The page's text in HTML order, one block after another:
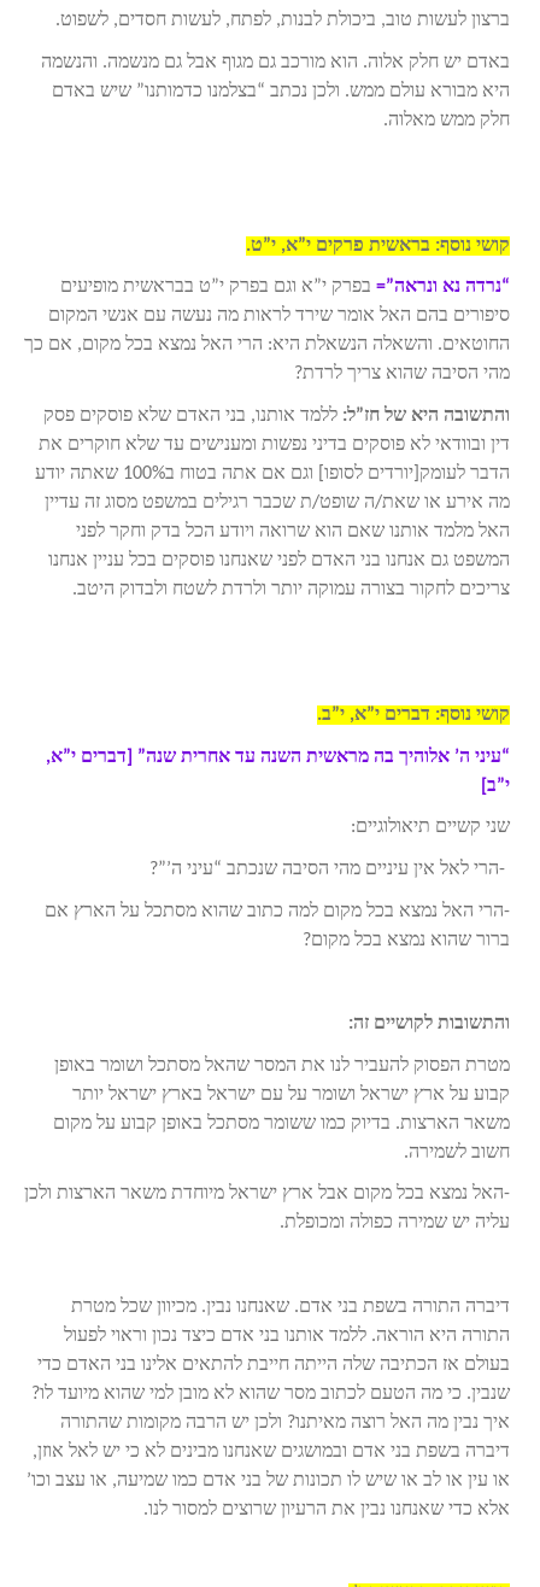
ברצון לעשות טוב, ביכולת לבנות, לפתח, לעשות חסדים, לשפוט.
באדם יש חלק אלוה. הוא מורכב גם מגוף אבל גם מנשמה. והנשמה
היא מבורא עולם ממש. ולכן נכתב “בצלמנו כדמותנו” שיש באדם
חלק ממש מאלוה.
קושי נוסף: בראשית פרקים י”א, י”ט.
“נרדה נא ונראה”= בפרק י”א וגם בפרק י”ט בבראשית מופיעים
סיפורים בהם האל אומר שירד לראות מה נעשה עם אנשי המקום
החוטאים. והשאלה הנשאלת היא: הרי האל נמצא בכל מקום, אם כך
מהי הסיבה שהוא צריך לרדת?
והתשובה היא של חז”ל: ללמד אותנו, בני האדם שלא פוסקים פסק
דין ובוודאי לא פוסקים בדיני נפשות ומענישים עד שלא חוקרים את
הדבר לעומק[יורדים לסופו] וגם אם אתה בטוח ב100% שאתה יודע
מה אירע או שאת/ה שופט/ת שכבר רגילים במשפט מסוג זה עדיין
האל מלמד אותנו שאם הוא שרואה ויודע הכל בדק וחקר לפני
המשפט גם אנחנו בני האדם לפני שאנחנו פוסקים בכל עניין אנחנו
צריכים לחקור בצורה עמוקה יותר ולרדת לשטח ולבדוק היטב.
קושי נוסף: דברים י”א, י”ב.
“עיני ה’ אלוהיך בה מראשית השנה עד אחרית שנה” [דברים י”א,
י”ב]
שני קשיים תיאולוגיים:
-הרי לאל אין עיניים מהי הסיבה שנכתב “עיני ה’”?
-הרי האל נמצא בכל מקום למה כתוב שהוא מסתכל על הארץ אם
ברור שהוא נמצא בכל מקום?
והתשובות לקושיים זה:
מטרת הפסוק להעביר לנו את המסר שהאל מסתכל ושומר באופן
קבוע על ארץ ישראל ושומר על עם ישראל בארץ ישראל יותר
משאר הארצות. בדיוק כמו ששומר מסתכל באופן קבוע על מקום
חשוב לשמירה.
-האל נמצא בכל מקום אבל ארץ ישראל מיוחדת משאר הארצות ולכן
עליה יש שמירה כפולה ומכופלת.
דיברה התורה בשפת בני אדם. שאנחנו נבין. מכיוון שכל מטרת
התורה היא הוראה. ללמד אותנו בני אדם כיצד נכון וראוי לפעול
בעולם אז הכתיבה שלה הייתה חייבת להתאים אלינו בני האדם כדי
שנבין. כי מה הטעם לכתוב מסר שהוא לא מובן למי שהוא מיועד לו?
איך נבין מה האל רוצה מאיתנו? ולכן יש הרבה מקומות שהתורה
דיברה בשפת בני אדם ובמושגים שאנחנו מבינים לא כי יש לאל אוזן,
או עין או לב או שיש לו תכונות של בני אדם כמו שמיעה, או עצב וכו’
אלא כדי שאנחנו נבין את הרעיון שרוצים למסור לנו.